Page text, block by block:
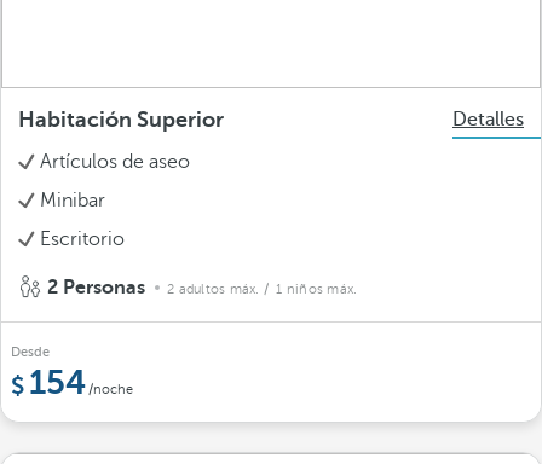
Habitación Superior
Detalles
Artículos de aseo
Minibar
Escritorio
2 Personas 2 adultos máx. / 1 niños máx.
Desde
154/noche